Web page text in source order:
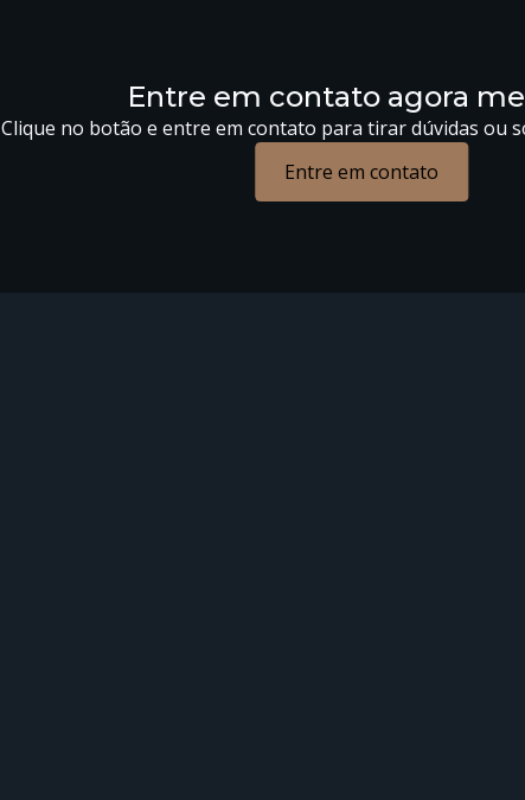
Entre em contato agora
Clique no botão e entre em contato para tirar dúvidas ou
Entre em contato